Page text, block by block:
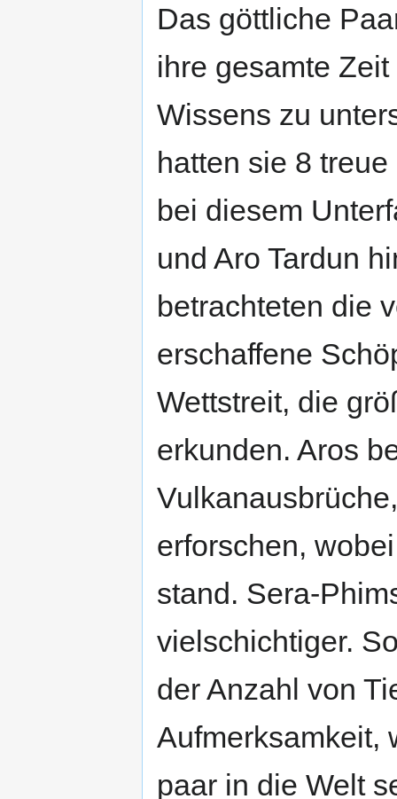
Das göttliche
ihre gesamte
Wissens zu
hatten sie 8
bei diesem
und Aro Tardun
betrachteten die
erschaffene
Wettstreit, die
erkunden. Aros
erforschen,
stand. Sera-
vielschichtiger.
der Anzahl von
Aufmerksamkeit,
paar in die Welt